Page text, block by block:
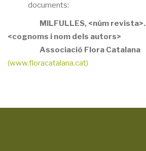
documents:
MILFULLES, <núm revista>.
<cognoms i nom dels autors>
Associació Flora Catalana
(www.floracatalana.cat)